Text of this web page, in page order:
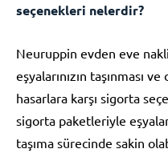
seçenekleri nelerdir?
Neuruppin evden eve
eşyalarınızın taşınması ve
hasarlara karşı sigorta
sigorta paketleriyle
taşıma sürecinde sakin